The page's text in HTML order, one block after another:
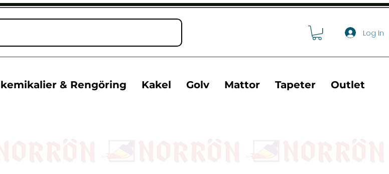
kemikalier & Rengöring Kakel Golv Mattor Tapeter Outlet
Log In